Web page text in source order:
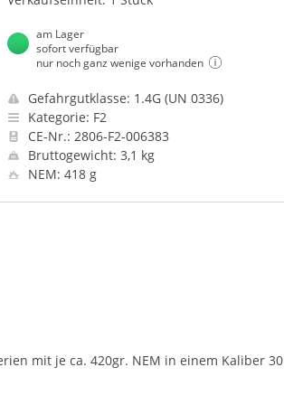
am Lager
sofort verfügbar
nur noch ganz wenige vorhanden
Gefahrgutklasse: 1.4G (UN 0336)
Kategorie: F2
CE-Nr.: 2806-F2-006383
Bruttogewicht: 3,1 kg
NEM: 418 g
mit je ca. 420gr. NEM in einem Kaliber